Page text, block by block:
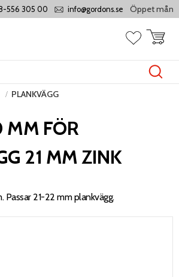
305 00 info@gordons.se Öppet måndag
Favoriter
PLANKVÄGG
MM FÖR
21 MM ZINK
Passar 21-22 mm plankvägg.